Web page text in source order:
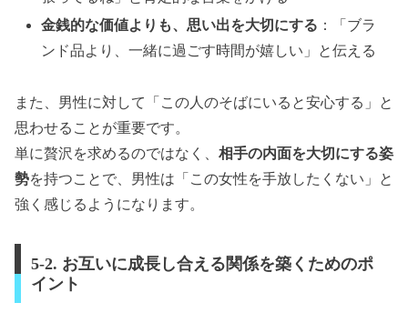
金銭的な価値よりも、思い出を大切にする ：「ブラ
ンド品より、一緒に過ごす時間が嬉しい」と伝える
また、男性に対して「この人のそばにいると安心する」と
思わせることが重要です。
単に贅沢を求めるのではなく、 相手の内面を大切にする姿
勢を持つことで、男性は「この女性を手放したくない」と
強く感じるようになります。
5-2. お互いに成長し合える関係を築くためのポ
イント